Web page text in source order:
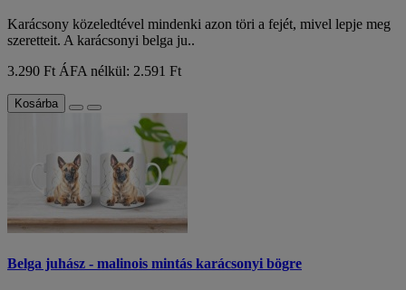
Karácsony közeledtével mindenki azon töri a fejét, mivel lepje meg
szeretteit. A karácsonyi belga ju..
3.290 Ft ÁFA nélkül: 2.591 Ft
Kosárba
Belga juhász - malinois mintás karácsonyi bögre